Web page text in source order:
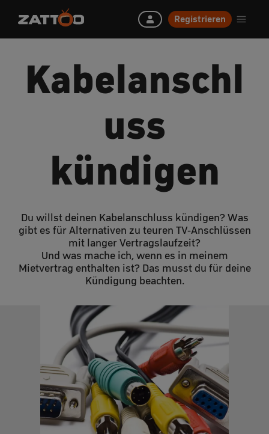
Registrieren
Kabelanschl
uss
kündigen
Du willst deinen Kabelanschluss kündigen? Was
gibt es für Alternativen zu teuren TV-Anschlüssen
mit langer Vertragslaufzeit?
Und was mache ich, wenn es in meinem
Mietvertrag enthalten ist? Das musst du für deine
Kündigung beachten.